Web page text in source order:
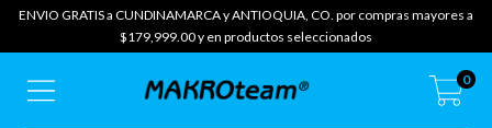
ENVIO GRATIS a CUNDINAMARCA y ANTIOQUIA, CO. por compras mayores a
$179,999.00 y en productos seleccionados
0